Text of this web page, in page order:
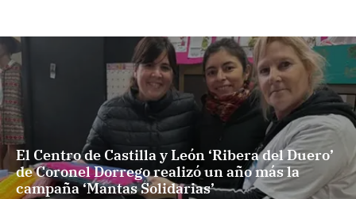
El Centro de Castilla y León ‘Ribera del Duero’
de Coronel Dorrego realizó un año más la
campaña ‘Mantas Solidarias’